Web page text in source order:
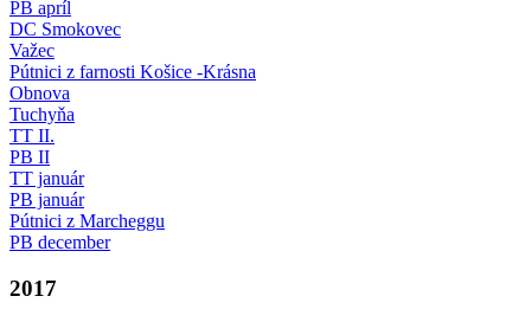
PB apríl
DC Smokovec
Važec
Pútnici z farnosti Košice -Krásna
Obnova
Tuchyňa
TT II.
PB II
TT január
PB január
Pútnici z Marcheggu
PB december
2017